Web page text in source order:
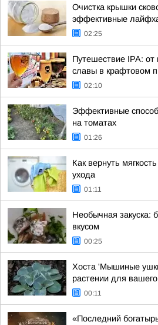
Очистка крышки
эффективные
02:25
Путешествие IPA:
славы в крафтовом
02:10
Эффективные
на томатах
01:26
Как вернуть
ухода
01:11
Необычная закуска:
вкусом
00:25
Хоста 'Мышиные
растении для
00:11
«Последний